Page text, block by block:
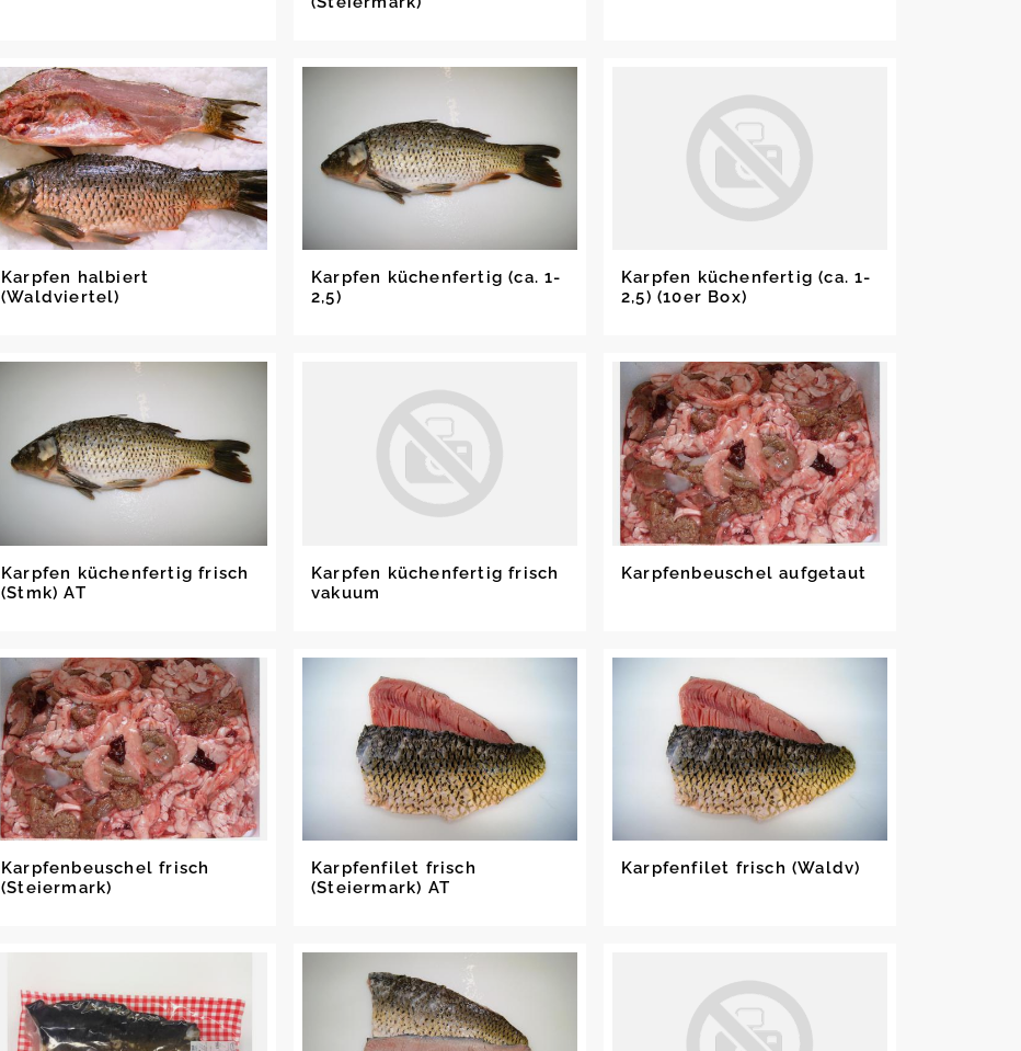
Karpfen halbiert
(Waldviertel)
Karpfen küchenfertig (ca. 1-
2,5)
Karpfen küchenfertig (ca. 1-
2,5) (10er Box)
Karpfen küchenfertig frisch
(Stmk) AT
Karpfen küchenfertig frisch
vakuum
Karpfenbeuschel aufgetaut
Karpfenbeuschel frisch
(Steiermark)
Karpfenfilet frisch
(Steiermark) AT
Karpfenfilet frisch (Waldv)